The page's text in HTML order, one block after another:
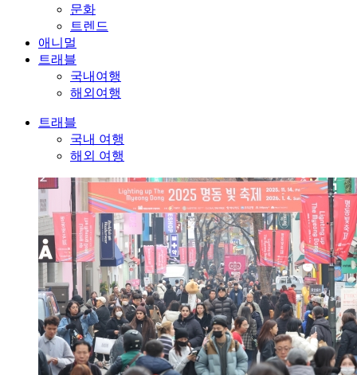
문화
트렌드
애니멀
트래블
국내여행
해외여행
트래블
국내 여행
해외 여행